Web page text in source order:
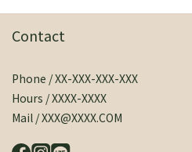
Contact
Phone / XX-XXX-XXX-XXX
Hours / XXXX-XXXX
Mail / XXX@XXXX.COM